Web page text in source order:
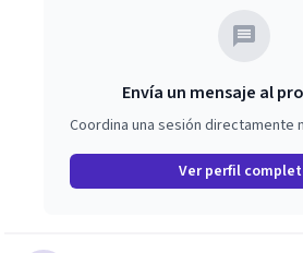
Envía un mensaje al
Coordina una sesión directamente
Ver perfil